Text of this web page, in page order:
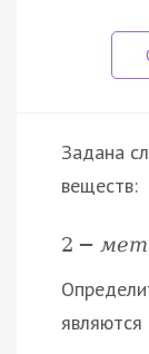
Задана
веществ:
2 − мет
являются